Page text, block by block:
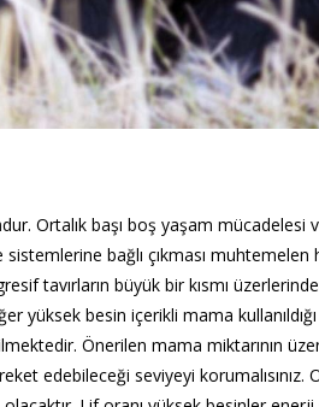
Ortalık başı boş yaşam
bağlı çıkması muhtemelen
tavırların büyük bir kısmı
yüksek besin içerikli mama
Önerilen mama miktarının
edebileceği seviyeyi korumalısınız.